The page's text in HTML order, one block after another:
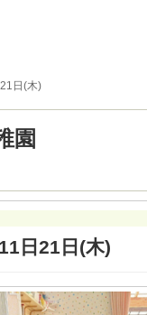
日(木)
園
日21日(木)